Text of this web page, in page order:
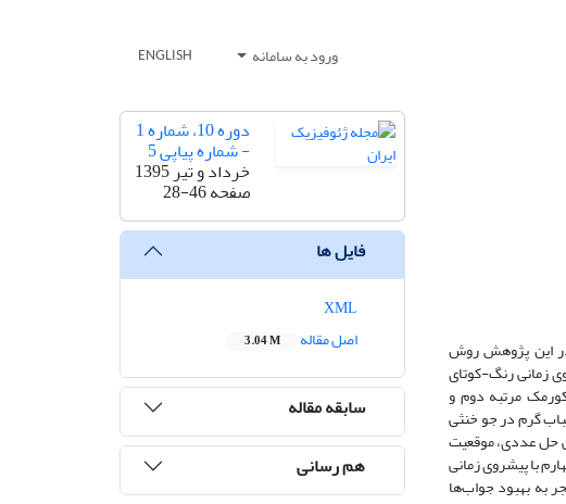
ورود به سامانه ENGLISH
این پژوهش روش
زمانی رنگ-کوتای
مرتبه دوم و
گرم در جو خنثی
حل عددی، موقعیت
با پیشروی زمانی
به بهبود جواب‌ها
دوره 10، شماره 1
- شماره پیاپی 5
خرداد و تیر 1395
صفحه28-46
فایل ها
اصل مقاله
3.04 M
سابقه مقاله
هم رسانی